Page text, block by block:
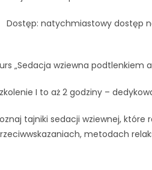
Dostęp: natychmiastowy dostęp
„Sedacja wziewna
I to aż 2 godziny –
tajniki sedacji wziewnej, które
metodach